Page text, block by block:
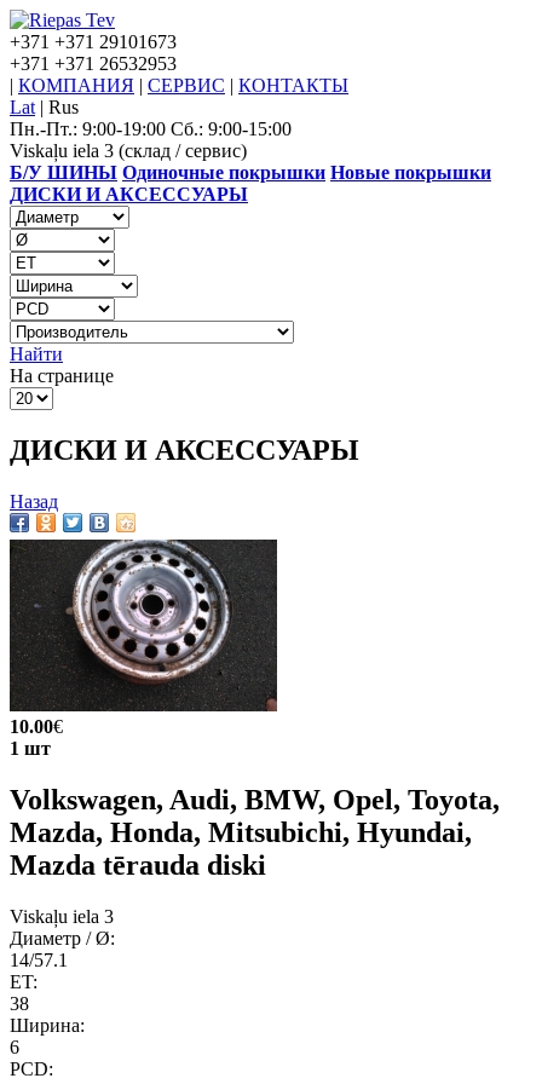
+371 +371 29101673
+371 +371 26532953
| КОМПАНИЯ | СЕРВИС | КОНТАКТЫ
Lat | Rus
Пн.-Пт.: 9:00-19:00 Сб.: 9:00-15:00
Viskaļu iela 3 (склад / сервис)
Б/У ШИНЫ Одиночные покрышки Новые покрышки
ДИСКИ И АКСЕССУАРЫ
Найти
На странице
ДИСКИ И АКСЕССУАРЫ
Назад
10.00€
1 шт
Volkswagen, Audi, BMW, Opel, Toyota,
Mazda, Honda, Mitsubichi, Hyundai,
Mazda tērauda diski
Viskaļu iela 3
Диаметр / Ø:
14/57.1
ET:
38
Ширина:
6
PCD: